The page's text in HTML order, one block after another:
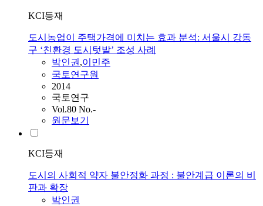
KCI등재
도시농업이 주택가격에 미치는 효과 분석: 서울시 강동
구 ‘친환경 도시텃밭’ 조성 사례
박인권,이민주
국토연구원
2014
국토연구
Vol.80 No.-
원문보기
KCI등재
도시의 사회적 약자 불안정화 과정 : 불안계급 이론의 비
판과 확장
박인권